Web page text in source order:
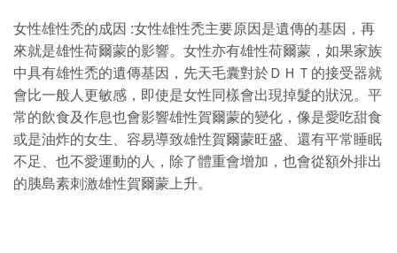
女性雄性禿的成因 :女性雄性禿主要原因是遺傳的基因，再
來就是雄性荷爾蒙的影響。女性亦有雄性荷爾蒙，如果家族
中具有雄性禿的遺傳基因，先天毛囊對於ＤＨＴ的接受器就
會比一般人更敏感，即使是女性同樣會出現掉髮的狀況。平
常的飲食及作息也會影響雄性賀爾蒙的變化，像是愛吃甜食
或是油炸的女生、容易導致雄性賀爾蒙旺盛、還有平常睡眠
不足、也不愛運動的人，除了體重會增加，也會從額外排出
的胰島素刺激雄性賀爾蒙上升。